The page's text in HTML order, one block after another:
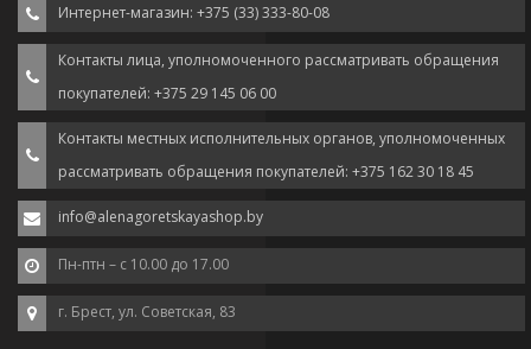
Интернет-магазин: +375 (33) 333-80-08
Контакты лица, уполномоченного рассматривать обращения
покупателей: +375 29 145 06 00
Контакты местных исполнительных органов, уполномоченных
рассматривать обращения покупателей: +375 162 30 18 45
info@alenagoretskayashop.by
Пн-птн – с 10.00 до 17.00
г. Брест, ул. Советская, 83